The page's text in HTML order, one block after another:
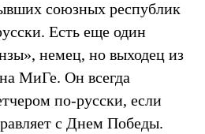
союзных республик
Есть еще один
немец, но выходец из
МиГе. Он всегда
по-русски, если
с Днем Победы.